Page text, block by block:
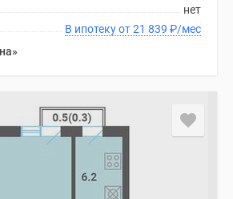
нет
В ипотеку от 21 839 ₽/мес